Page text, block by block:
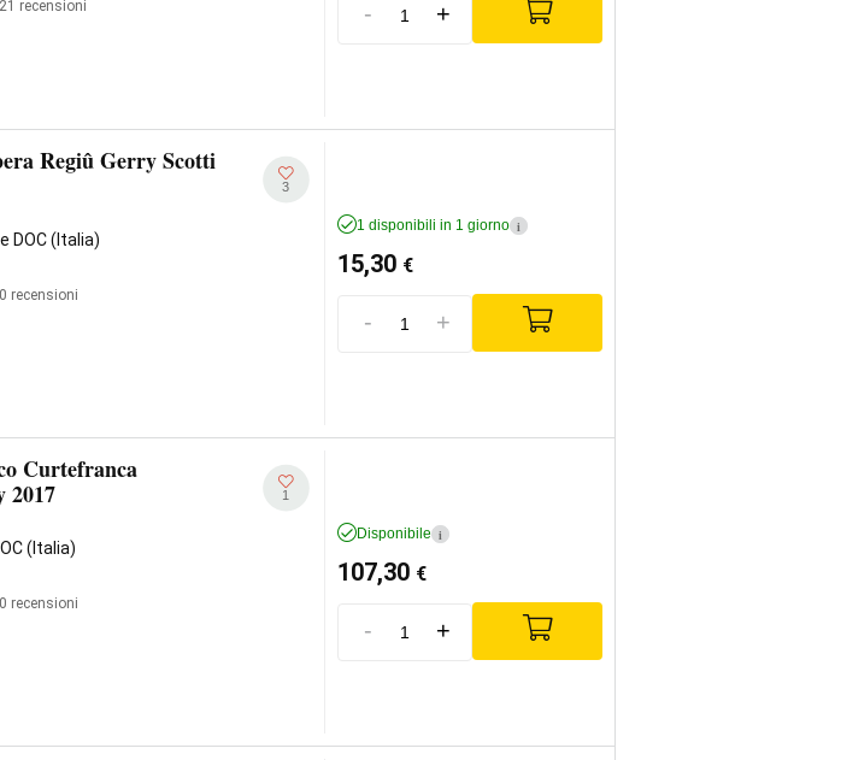
21 recensioni - +
Regiû Gerry Scotti
DOC (Italia)
0 recensioni
3
1 disponibili in 1 giorno i
15,30 €
- +
Curtefranca
2017
(Italia)
0 recensioni
1
Disponibile i
107,30 €
- +